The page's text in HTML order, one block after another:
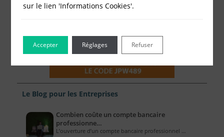
Le Blog pour les Entreprises
Combien coûte un compte bancaire
professionne…
L’ouverture d’un compte bancaire professionnel …
sur le lien 'Informations Cookies'.
Accepter Refuser
Réglages